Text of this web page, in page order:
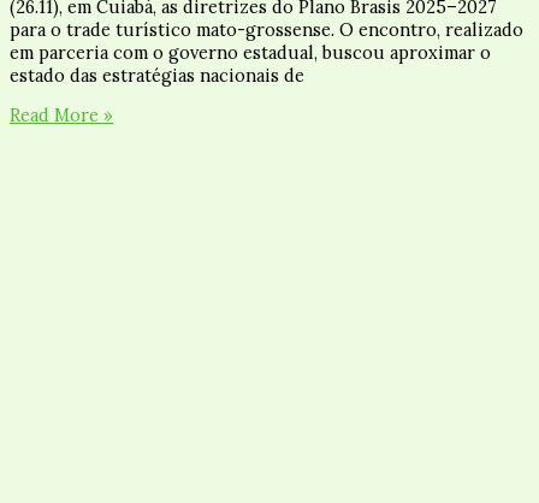
(26.11), em Cuiabá, as diretrizes do Plano Brasis 2025–2027
para o trade turístico mato-grossense. O encontro, realizado
em parceria com o governo estadual, buscou aproximar o
estado das estratégias nacionais de
Read More »